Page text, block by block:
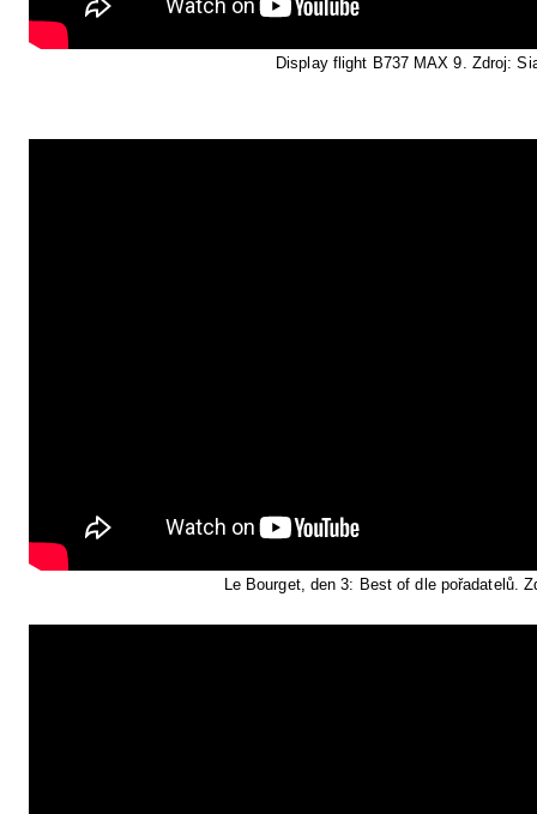
Display flight B737 MAX 9. Zdroj:
Le Bourget, den 3: Best of dle pořadatelů.